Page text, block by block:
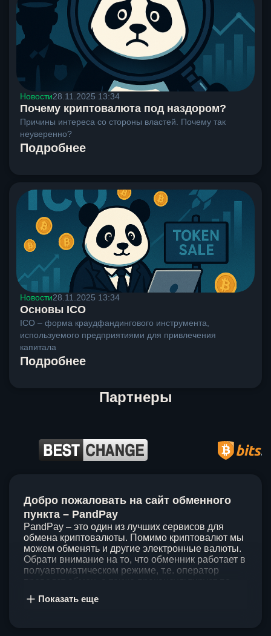
Новости28.11.2025 13:34
Почему криптовалюта под наздором?
Причины интереса со стороны властей. Почему так
неуверенно?
Подробнее
Новости28.11.2025 13:34
Основы ICO
ICO – форма краудфандингового инструмента,
используемого предприятиями для привлечения
капитала
Подробнее
Партнеры
Добро пожаловать на сайт обменного
пункта – PandPay
PandPay – это один из лучших сервисов для
обмена криптовалюты. Помимо криптовалют мы
можем обменять и другие электронные валюты.
Обрати внимание на то, что обменник работает в
полуавтоматическом режиме, т.е. оператор
клиентов, поэтому стараемся проводить обмены
Показать еще